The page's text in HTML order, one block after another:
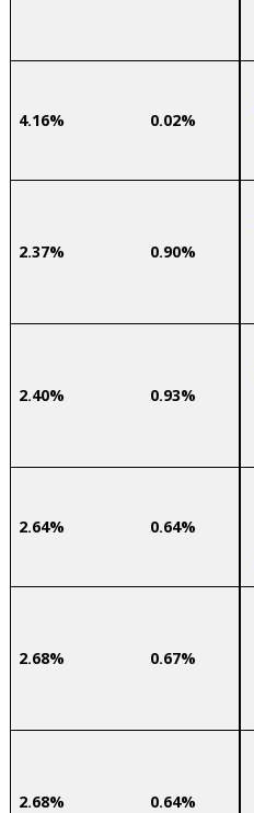
0.02%
4.16%
0.90%
2.37%
0.93%
2.40%
0.64%
2.64%
0.67%
2.68%
0.64%
2.68%